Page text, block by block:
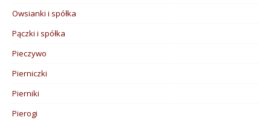
Owsianki i spółka
Pączki i spółka
Pieczywo
Pierniczki
Pierniki
Pierogi